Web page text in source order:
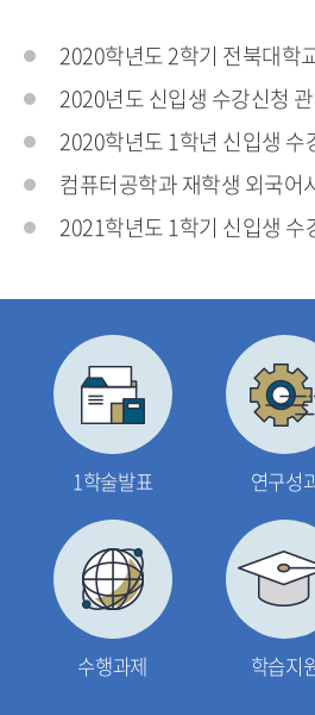
2020학년도 2학기 전북대학교
2020년도 신입생 수강신청
2020학년도 1학년 신입생 수
컴퓨터공학과 재학생 외국어시험
2021학년도 1학기 신입생 수
1학술발표 연구성
수행과제 학습지